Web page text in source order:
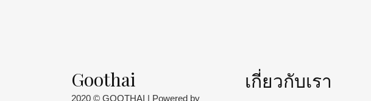
Goothai
2020 © GOOTHAI | Powered by
เกี่ยวกับเรา